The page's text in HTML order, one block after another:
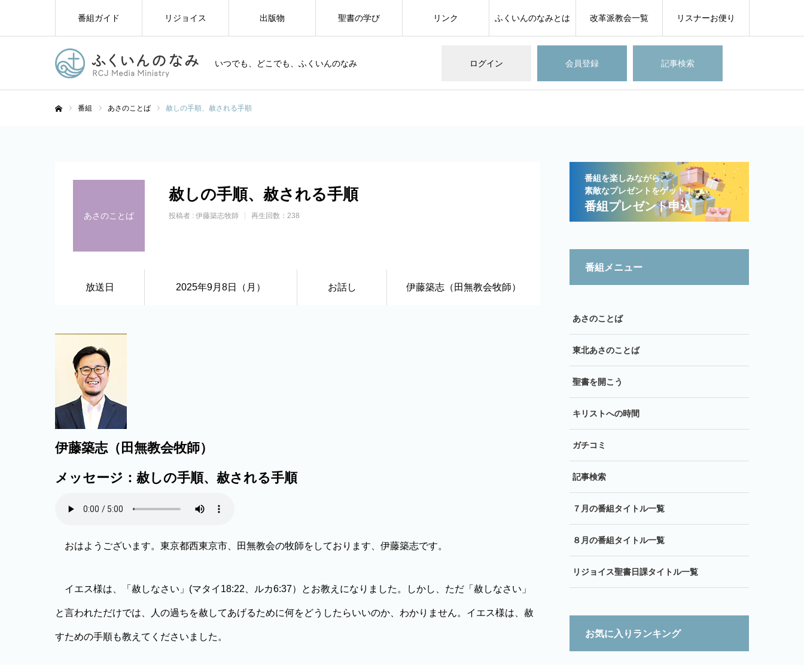
いつでも、どこでも、ふくいんのなみ ログイン 会員登録 記事検索
番組ガイド リジョイス 出版物 聖書の学び リンク ふくいんのなみとは 改革派教会一覧 リスナーお便り
番組 あさのことば 赦しの手順、赦される手順
あさのことば
赦しの手順、赦される手順
投稿者 : 伊藤築志牧師 再生回数：238
放送日 2025年9月8日（月） お話し 伊藤築志（田無教会牧師）
伊藤築志（田無教会牧師）
メッセージ：赦しの手順、赦される手順
おはようございます。東京都西東京市、田無教会の牧師をしております、伊藤築志です。
イエス様は、「赦しなさい」(マタイ18:22、ルカ6:37）とお教えになりました。しかし、ただ「赦しなさい」
と言われただけでは、人の過ちを赦してあげるために何をどうしたらいいのか、わかりません。イエス様は、赦
すための手順も教えてくださいました。
番組を楽しみながら、
素敵なプレゼントをゲット！
番組プレゼント申込
番組メニュー
あさのことば
東北あさのことば
聖書を開こう
キリストへの時間
ガチコミ
記事検索
７月の番組タイトル一覧
８月の番組タイトル一覧
リジョイス聖書日課タイトル一覧
お気に入りランキング